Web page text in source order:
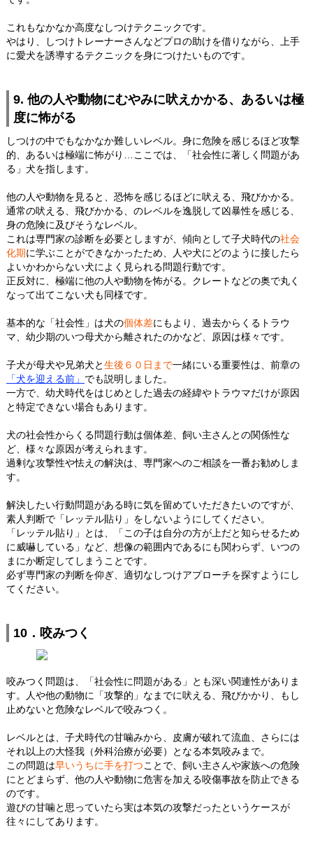
これもなかなか高度なしつけテクニックです。
やはり、しつけトレーナーさんなどプロの助けを借りながら、上手
に愛犬を誘導するテクニックを身につけたいものです。
9. 他の人や動物にむやみに吠えかかる、あるいは極
度に怖がる
しつけの中でもなかなか難しいレベル。身に危険を感じるほど攻撃
的、あるいは極端に怖がり…ここでは、「社会性に著しく問題があ
る」犬を指します。
他の人や動物を見ると、恐怖を感じるほどに吠える、飛びかかる。
通常の吠える、飛びかかる、のレベルを逸脱して凶暴性を感じる、
身の危険に及びそうなレベル。
これは専門家の診断を必要としますが、傾向として子犬時代の社会
化期に学ぶことができなかったため、人や犬にどのように接したら
よいかわからない犬によく見られる問題行動です。
正反対に、極端に他の人や動物を怖がる。クレートなどの奥で丸く
なって出てこない犬も同様です。
基本的な「社会性」は犬の個体差にもより、過去からくるトラウ
マ、幼少期のいつ母犬から離されたのかなど、原因は様々です。
子犬が母犬や兄弟犬と生後６０日まで一緒にいる重要性は、前章の
「犬を迎える前」 でも説明しました。
一方で、幼犬時代をはじめとした過去の経緯やトラウマだけが原因
と特定できない場合もあります。
犬の社会性からくる問題行動は個体差、飼い主さんとの関係性な
ど、様々な原因が考えられます。
過剰な攻撃性や怯えの解決は、専門家へのご相談を一番お勧めしま
す。
解決したい行動問題がある時に気を留めていただきたいのですが、
素人判断で「レッテル貼り」をしないようにしてください。
「レッテル貼り」とは、「この子は自分の方が上だと知らせるため
に威嚇している」など、想像の範囲内であるにも関わらず、いつの
まにか断定してしまうことです。
必ず専門家の判断を仰ぎ、適切なしつけアプローチを探すようにし
てください。
10．咬みつく
咬みつく問題は、「社会性に問題がある」とも深い関連性がありま
す。人や他の動物に「攻撃的」なまでに吠える、飛びかかり、もし
止めないと危険なレベルで咬みつく。
レベルとは、子犬時代の甘噛みから、皮膚が破れて流血、さらには
それ以上の大怪我（外科治療が必要）となる本気咬みまで。
この問題は早いうちに手を打つことで、飼い主さんや家族への危険
にとどまらず、他の人や動物に危害を加える咬傷事故を防止できる
のです。
遊びの甘噛と思っていたら実は本気の攻撃だったというケースが
往々にしてあります。